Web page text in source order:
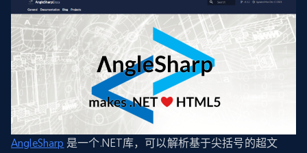
AngleSharp 是一个.NET库，可以解析基于尖括号的超文